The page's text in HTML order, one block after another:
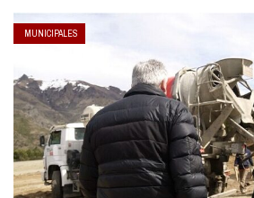
MUNICIPALES